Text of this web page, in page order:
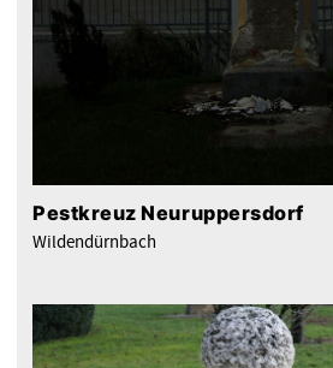
Pestkreuz Neuruppersdorf
Wildendürnbach